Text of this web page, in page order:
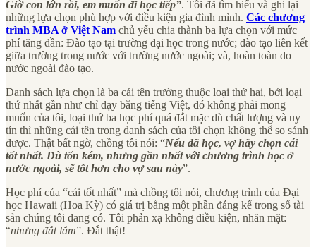
Giờ con lớn rồi, em muốn đi học tiếp”. Tôi đã tìm hiểu và ghi lại
những lựa chọn phù hợp với điều kiện gia đình mình. Các chương
trình MBA ở Việt Nam chủ yếu chia thành ba lựa chọn với mức
phí tăng dần: Đào tạo tại trường đại học trong nước; đào tạo liên kết
giữa trường trong nước với trường nước ngoài; và, hoàn toàn do
nước ngoài đào tạo.
Danh sách lựa chọn là ba cái tên trường thuộc loại thứ hai, bởi loại
thứ nhất gần như chỉ dạy bằng tiếng Việt, đó không phải mong
muốn của tôi, loại thứ ba học phí quá đắt mặc dù chất lượng và uy
tín thì những cái tên trong danh sách của tôi chọn không thể so sánh
được. Thật bất ngờ, chồng tôi nói: “Nếu đã học, vợ hãy chọn cái
tốt nhất. Dù tốn kém, nhưng gần nhất với chương trình học ở
nước ngoài, sẽ tốt hơn cho vợ sau này”.
Học phí của “cái tốt nhất” mà chồng tôi nói, chương trình của Đại
học Hawaii (Hoa Kỳ) có giá trị bằng một phần đáng kể trong số tài
sản chúng tôi đang có. Tôi phản xạ không điều kiện, nhăn mặt:
“nhưng đắt lắm”. Đắt thật!